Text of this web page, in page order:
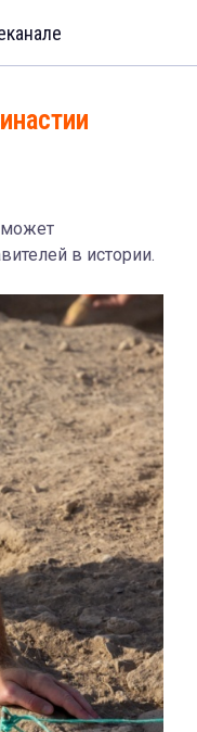
может
в истории.